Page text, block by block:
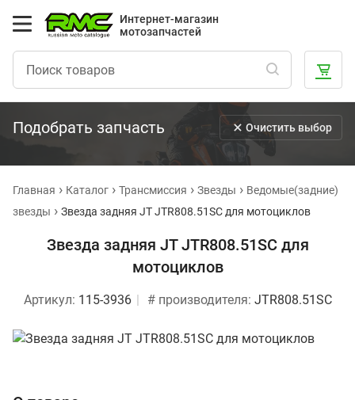
Интернет-магазин
мотозапчастей
Подобрать запчасть Очистить выбор
Главная Каталог Трансмиссия Звезды
Ведомые(задние)
звезды
Звезда задняя JT JTR808.51SC для мотоциклов
Звезда задняя JT JTR808.51SC для
мотоциклов
Артикул: 115-3936 # производителя: JTR808.51SC